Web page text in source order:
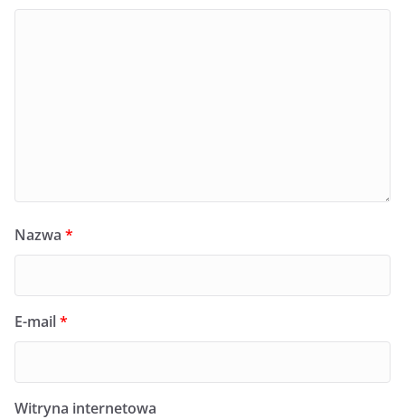
Nazwa *
E-mail*
Witryna internetowa